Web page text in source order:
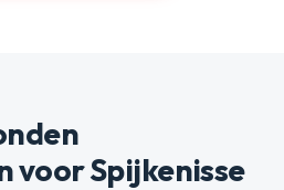
voor Spijkenisse